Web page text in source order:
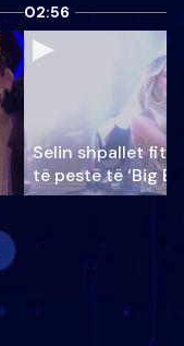
02:56
Selin shpallet
të pestë të ‘Big